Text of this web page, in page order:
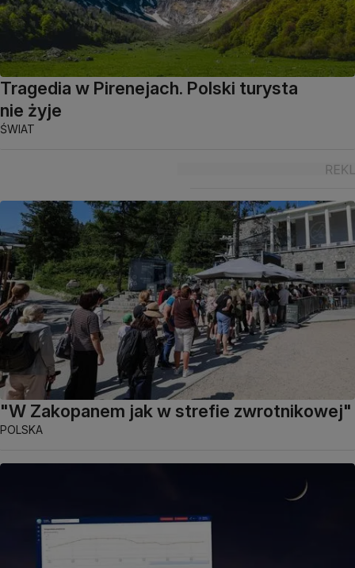
Tragedia w Pirenejach. Polski turysta
nie żyje
ŚWIAT
"W Zakopanem jak w strefie zwrotnikowej"
POLSKA